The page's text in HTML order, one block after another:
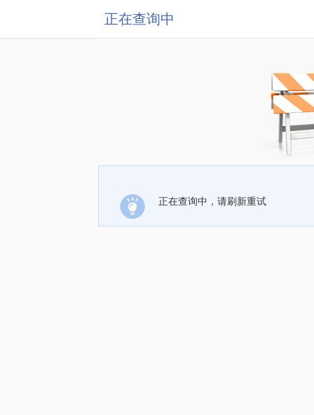
正在查询中
正在查询中，请刷新重试